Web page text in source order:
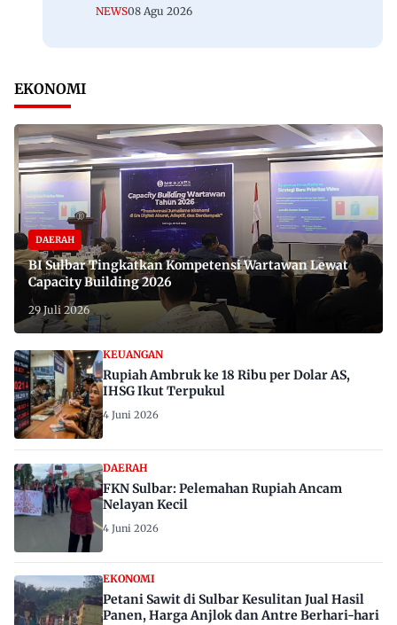
NEWS08 Agu 2026
EKONOMI
DAERAH
BI Sulbar Tingkatkan Kompetensi Wartawan Lewat
Capacity Building 2026
29 Juli 2026
KEUANGAN
Rupiah Ambruk ke 18 Ribu per Dolar AS,
IHSG Ikut Terpukul
4 Juni 2026
DAERAH
FKN Sulbar: Pelemahan Rupiah Ancam
Nelayan Kecil
4 Juni 2026
EKONOMI
Petani Sawit di Sulbar Kesulitan Jual Hasil
Panen, Harga Anjlok dan Antre Berhari-hari